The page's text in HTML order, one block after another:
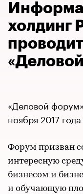
холдинг
«Деловой
ноября 2017
Форум призван
интересную
бизнесом и
и обучающую